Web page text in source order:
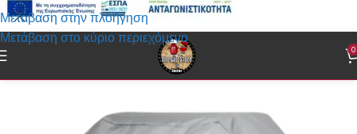
Μετάβαση στην πλοήγηση
Μετάβαση στο κύριο περιεχόμενο
0